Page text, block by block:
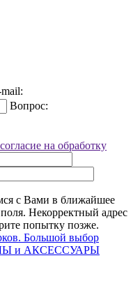
Вопрос:
на обработку
с Вами в ближайшее
Некорректный адрес
попытку позже.
Большой выбор
и АКСЕССУАРЫ